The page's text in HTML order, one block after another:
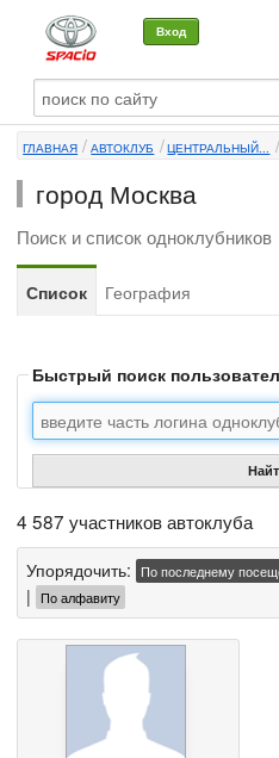
Вход
О машине
Автоклуб
Форумы
Сервисы и услуги
ГЛАВНАЯ АВТОКЛУБ ЦЕНТРАЛЬНЫЙ...
город Москва
Поиск и список одноклубников
Список География
Быстрый поиск
4 587 участников автоклуба
Упорядочить: По последнему
| По алфавиту